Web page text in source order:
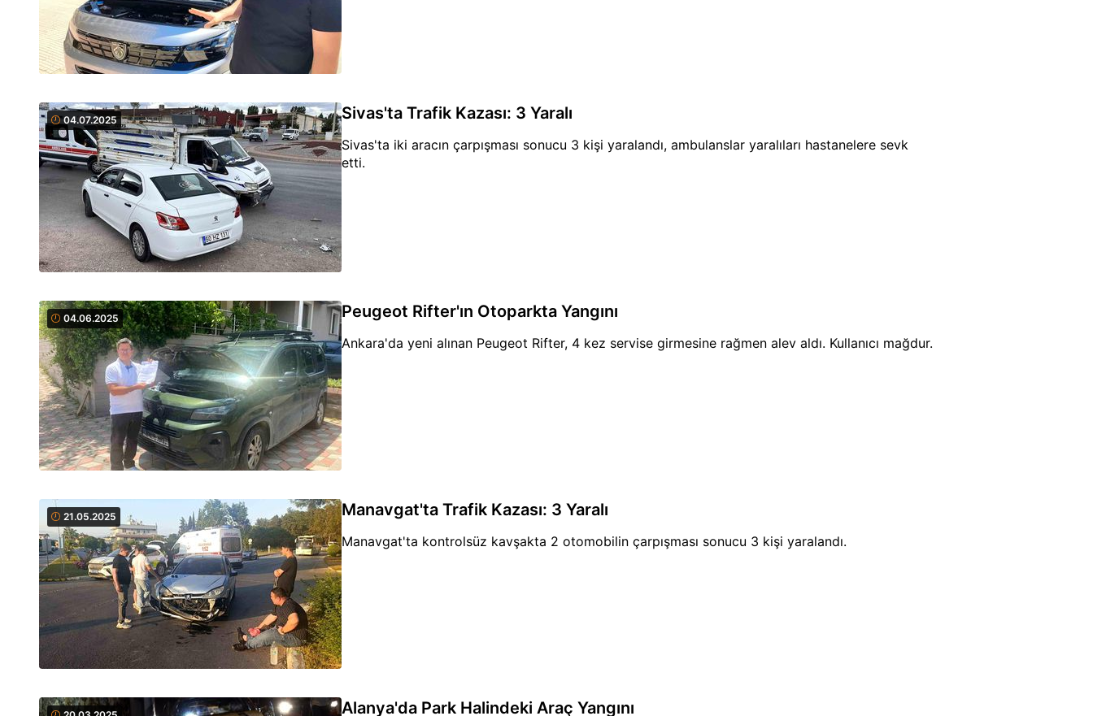
04.07.2025 Sivas'ta Trafik Kazası: 3 Yaralı
Sivas'ta iki aracın çarpışması sonucu 3 kişi yaralandı, ambulanslar yaralıları hastanelere sevk
etti.
04.06.2025 Peugeot Rifter'ın Otoparkta Yangını
Ankara'da yeni alınan Peugeot Rifter, 4 kez servise girmesine rağmen alev aldı. Kullanıcı mağdur.
21.05.2025 Manavgat'ta Trafik Kazası: 3 Yaralı
Manavgat'ta kontrolsüz kavşakta 2 otomobilin çarpışması sonucu 3 kişi yaralandı.
Alanya'da Park Halindeki Araç Yangını